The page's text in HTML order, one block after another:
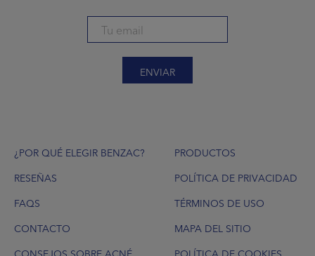
ENVIAR
Footer
¿POR QUÉ ELEGIR BENZAC?
RESEÑAS
FAQS
CONTACTO
CONSEJOS SOBRE ACNÉ
PRODUCTOS
POLÍTICA DE PRIVACIDAD
TÉRMINOS DE USO
MAPA DEL SITIO
POLÍTICA DE COOKIES